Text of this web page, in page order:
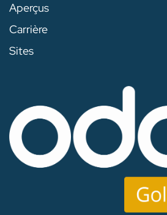
Aperçus
Carrière
Sites